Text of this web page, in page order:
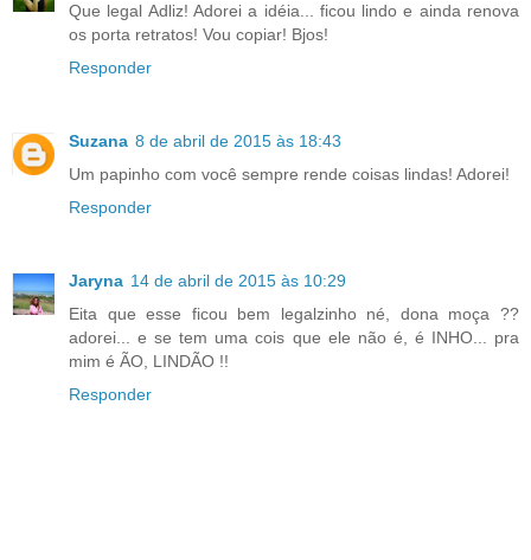
Que legal Adliz! Adorei a idéia... ficou lindo e ainda renova
os porta retratos! Vou copiar! Bjos!
Responder
Suzana 8 de abril de 2015 às 18:43
Um papinho com você sempre rende coisas lindas! Adorei!
Responder
Jaryna 14 de abril de 2015 às 10:29
Eita que esse ficou bem legalzinho né, dona moça ??
adorei... e se tem uma cois que ele não é, é INHO... pra
mim é ÃO, LINDÃO !!
Responder